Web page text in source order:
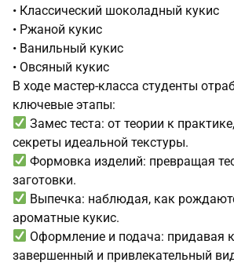
• Классический шоколадный кукис
• Ржаной кукис
• Ванильный кукис
• Овсяный кукис
В ходе мастер-класса студенты
ключевые этапы:
Замес теста: от теории к
секреты идеальной текстуры.
Формовка изделий: превращая
заготовки.
Выпечка: наблюдая, как
ароматные кукис.
Оформление и подача: придавая
завершенный и привлекательный